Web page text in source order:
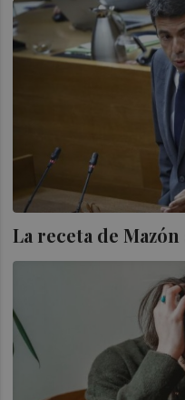
La receta de